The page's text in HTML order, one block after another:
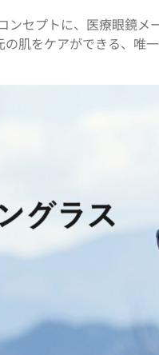
ンセプトに、医療眼鏡メ
肌をケアができる、唯